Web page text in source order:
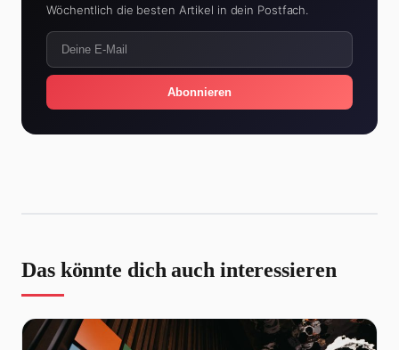
Wöchentlich die besten Artikel in dein Postfach.
Abonnieren
Das könnte dich auch interessieren